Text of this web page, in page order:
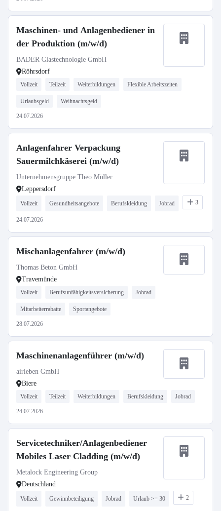
Maschinen- und Anlagenbediener in
der Produktion (m/w/d)
BADER Glastechnologie GmbH
Röhrsdorf
Vollzeit Teilzeit Weiterbildungen Flexible Arbeitszeiten
Urlaubsgeld Weihnachtsgeld
24.07.2026
Anlagenfahrer Verpackung
Sauermilchkäserei (m/w/d)
Unternehmensgruppe Theo Müller
Leppersdorf
Vollzeit Gesundheitsangebote Berufskleidung Jobrad 3
24.07.2026
Mischanlagenfahrer (m/w/d)
Thomas Beton GmbH
Travemünde
Vollzeit Berufsunfähigkeitsversicherung Jobrad
Mitarbeiterrabatte Sportangebote
28.07.2026
Maschinenanlagenführer (m/w/d)
airleben GmbH
Biere
Vollzeit Teilzeit Weiterbildungen Berufskleidung Jobrad
24.07.2026
Servicetechniker/Anlagenbediener
Mobiles Laser Cladding (m/w/d)
Metalock Engineering Group
Deutschland
Vollzeit Gewinnbeteiligung Jobrad Urlaub >= 30 2